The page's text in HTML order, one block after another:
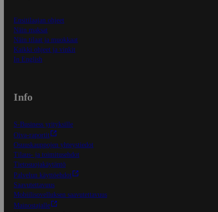
Ensitilaajan ohjeet
Näin maksat
Näin tilaat ja muokkaat
Kaikki ohjeet ja vinkit
In English
Info
S-Business yrityksille
Oiva-raportit
Osuuskauppojen yhteystiedot
Tilaus- ja toimitusehdot
Tietosuojakäytäntö
Palvelun käyttöehdot
Saavutettavuus
Mobiilisovelluksen saavutettavuus
Mainostajalle